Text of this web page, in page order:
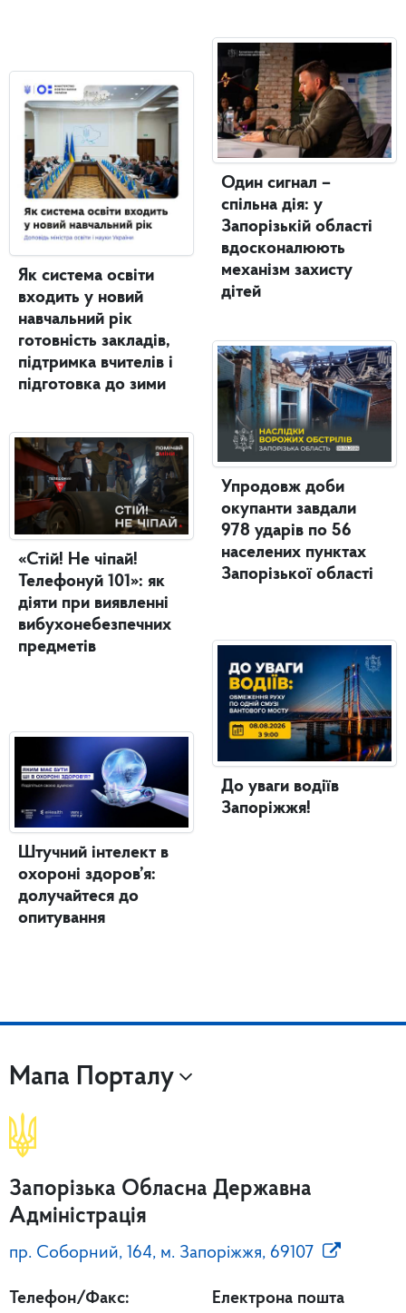
Як система освіти
входить у новий
навчальний рік
готовність закладів,
підтримка вчителів і
підготовка до зими
«Стій! Не чіпай!
Телефонуй 101»: як
діяти при виявленні
вибухонебезпечних
предметів
Штучний інтелект в
охороні здоров’я:
долучайтеся до
опитування
Один сигнал –
спільна дія: у
Запорізькій області
вдосконалюють
механізм захисту
дітей
Упродовж доби
окупанти завдали
978 ударів по 56
населених пунктах
Запорізької області
До уваги водіїв
Запоріжжя!
Мапа Порталу
Запорізька Обласна Державна
Адміністрація
пр. Соборний, 164, м. Запоріжжя, 69107
Телефон/Факс:
Електрона пошта